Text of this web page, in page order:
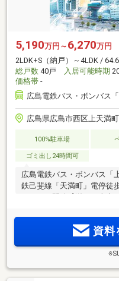
5,190万円～ 6,270万円
2LDK+S（納戸）～4LDK /
総戸数 40戸 入居可能時期
価格帯 -
広島電鉄バス・ボンバス
広島県広島市西区上天満町
100%駐車場
ゴミ出し24時間可
広島電鉄バス・ボンバス「
鉄己斐線「天満町」電停徒
ュー上天満」最終期分譲受
資料